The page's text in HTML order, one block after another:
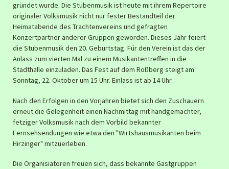
gründet wurde. Die Stubenmusik ist heute mit ihrem Repertoire
originaler Volksmusik nicht nur fester Bestandteil der
Heimatabende des Trachtenvereins und gefragten
Konzertpartner anderer Gruppen geworden. Dieses Jahr feiert
die Stubenmusik den 20. Geburtstag. Für den Verein ist das der
Anlass zum vierten Mal zu einem Musikantentreffen in die
Stadthalle einzuladen. Das Fest auf dem Roßberg steigt am
Sonntag, 22. Oktober um 15 Uhr. Einlass ist ab 14 Uhr.
Nach den Erfolgen in den Vorjahren bietet sich den Zuschauern
erneut die Gelegenheit einen Nachmittag mit handgemachter,
fetziger Volksmusik nach dem Vorbild bekannter
Fernsehsendungen wie etwa den "Wirtshausmusikanten beim
Hirzinger" mitzuerleben.
Die Organisiatoren freuen sich, dass bekannte Gastgruppen